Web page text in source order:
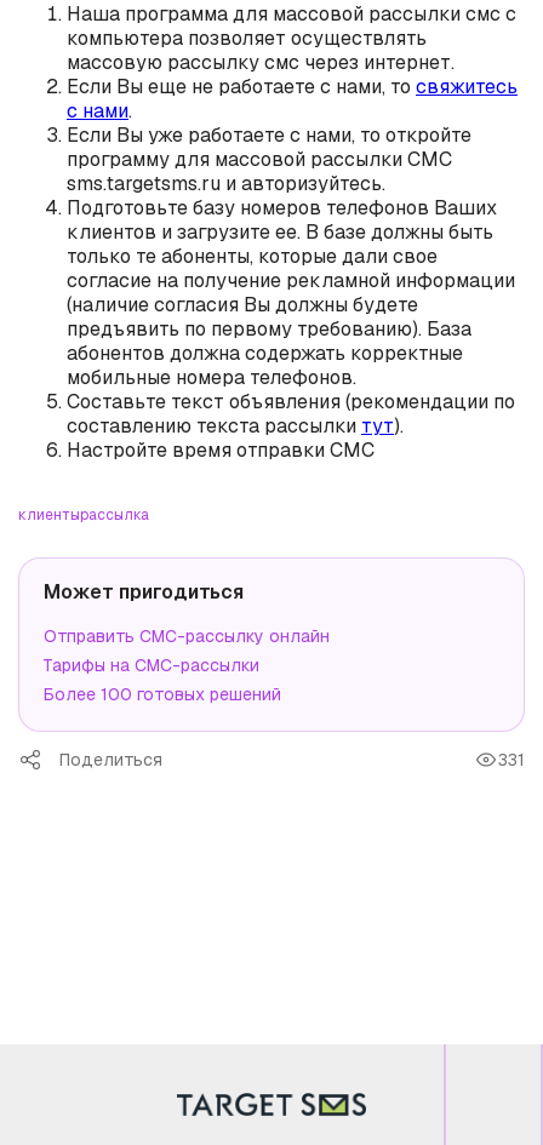
Наша программа для массовой рассылки смс с
компьютера позволяет осуществлять
массовую рассылку смс через интернет.
Если Вы еще не работаете с нами, то свяжитесь
с нами.
Если Вы уже работаете с нами, то откройте
программу для массовой рассылки СМС
sms.targetsms.ru и авторизуйтесь.
Подготовьте базу номеров телефонов Ваших
клиентов и загрузите ее. В базе должны быть
только те абоненты, которые дали свое
согласие на получение рекламной информации
(наличие согласия Вы должны будете
предъявить по первому требованию). База
абонентов должна содержать корректные
мобильные номера телефонов.
Составьте текст объявления (рекомендации по
составлению текста рассылки тут).
Настройте время отправки СМС
клиентырассылка
Может пригодиться
Отправить СМС-рассылку онлайн
Тарифы на СМС-рассылки
Более 100 готовых решений
Поделиться 331